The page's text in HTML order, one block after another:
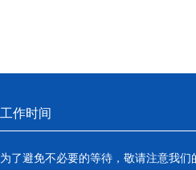
工作时间
为了避免不必要的等待，敬请注意我